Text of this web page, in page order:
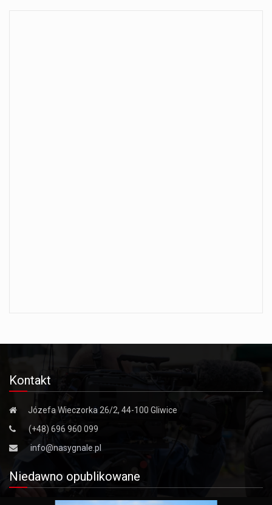
Kontakt
Józefa Wieczorka 26/2, 44-100 Gliwice
(+48) 696 960 099
info@nasygnale.pl
Niedawno opublikowane